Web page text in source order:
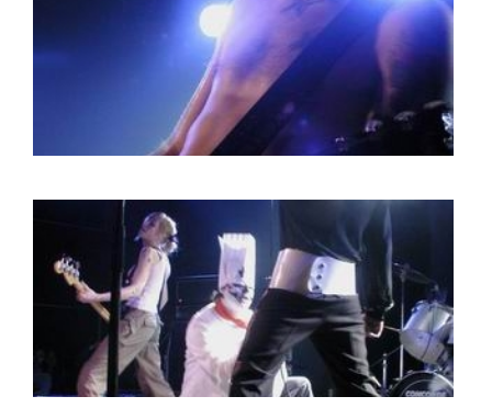
HOMEAGENDA ARTDIVISION
PHOTOS NEWSINFO WEBSHOP